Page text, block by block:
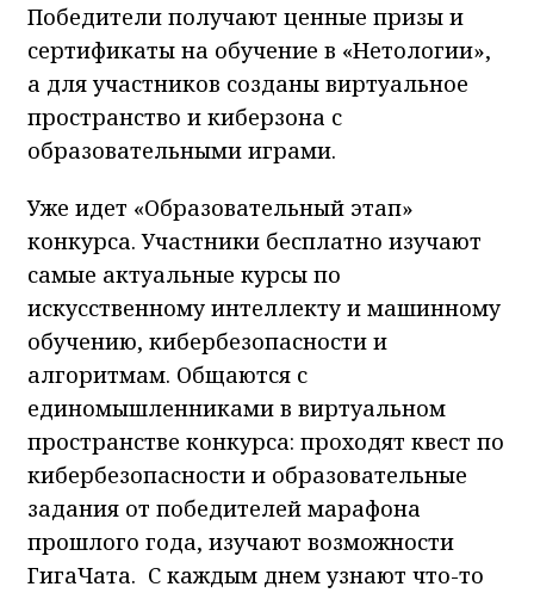
Победители получают ценные призы и
сертификаты на обучение в «Нетологии»,
а для участников созданы виртуальное
пространство и киберзона с
образовательными играми.
Уже идет «Образовательный этап»
конкурса. Участники бесплатно изучают
самые актуальные курсы по
искусственному интеллекту и машинному
обучению, кибербезопасности и
алгоритмам. Общаются с
единомышленниками в виртуальном
пространстве конкурса: проходят квест по
кибербезопасности и образовательные
задания от победителей марафона
прошлого года, изучают возможности
ГигаЧата. С каждым днем узнают что-то